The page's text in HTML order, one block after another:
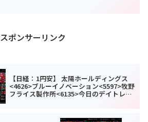
スポンサーリンク
【日経：1円安】 太陽ホールディングス
<4626>ブルーイノベーション<5597>牧野
フライス製作所<6135>今日のデイトレ5